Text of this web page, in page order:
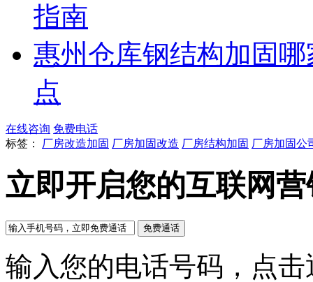
指南
惠州仓库钢结构加固
点
在线咨询 免费电话
标签：
厂房改造加固 厂房加固改造 厂房结构加固 厂房加固公
立即开启您的互联网
输入您的电话号码，点